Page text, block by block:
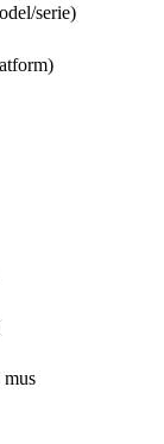
serie)
mus